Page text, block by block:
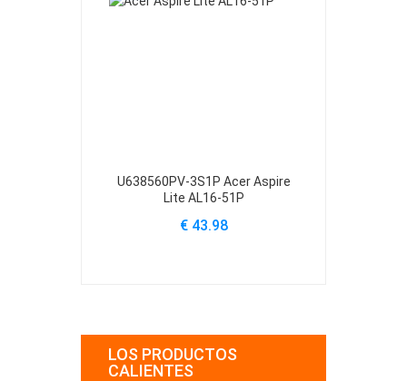
U638560PV-3S1P Acer Aspire
Lite AL16-51P
€ 43.98
LOS PRODUCTOS
CALIENTES